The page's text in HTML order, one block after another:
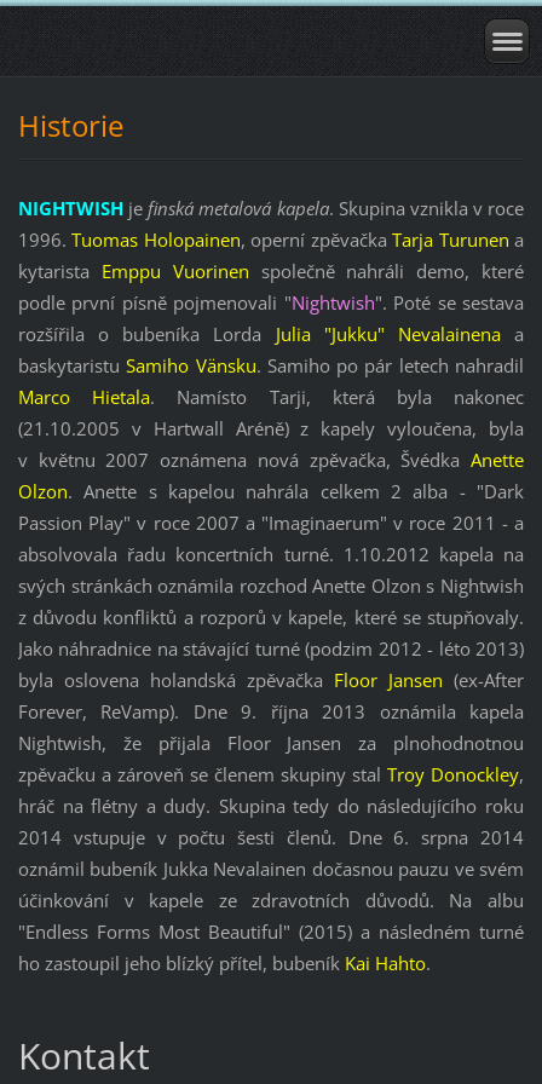
Historie
NIGHTWISH je finská metalová kapela. Skupina vznikla v roce
1996.Tuomas Holopainen, operní zpěvačkaTarja Turunen a
kytarista Emppu Vuorinen společně nahráli demo, které
podle první písně pojmenovali "Nightwish". Poté se sestava
rozšířila o bubeníka Lorda Julia "Jukku" Nevalainena
a
baskytaristu Samiho Vänsku. Samiho po pár letech nahradil
Marco Hietala. Namísto Tarji, která byla nakonec
(21.10.2005 v Hartwall Aréně) z kapely vyloučena, byla
v květnu 2007 oznámena nová zpěvačka, ŠvédkaAnette
Olzon. Anette s kapelou nahrála celkem 2 alba - "Dark
Passion Play" v roce 2007 a "Imaginaerum" v roce 2011 - a
absolvovala řadu koncertních turné. 1.10.2012 kapela na
svých stránkách oznámila rozchod Anette Olzon s Nightwish
z důvodu konfliktů a rozporů v kapele, které se stupňovaly.
Jako náhradnice na stávající turné (podzim 2012 - léto 2013)
byla oslovena holandská zpěvačka Floor Jansen (ex-After
Forever, ReVamp). Dne 9. října 2013 oznámila kapela
Nightwish, že přijala Floor Jansen za plnohodnotnou
zpěvačku a zároveň se členem skupiny stalTroy Donockley,
hráč na flétny a dudy. Skupina tedy do následujícího roku
2014 vstupuje v počtu šesti členů. Dne 6. srpna 2014
oznámil bubeník Jukka Nevalainen dočasnou pauzu ve svém
účinkování v kapele ze zdravotních důvodů. Na albu
"Endless Forms Most Beautiful" (2015) a následném turné
ho zastoupil jeho blízký přítel, bubeník Kai Hahto.
Kontakt